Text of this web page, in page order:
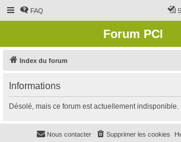
FAQ
Forum PCI
Index du forum
Informations
Désolé, mais ce forum est actuellement indisponible.
Supprimer les cookies
Nous contacter